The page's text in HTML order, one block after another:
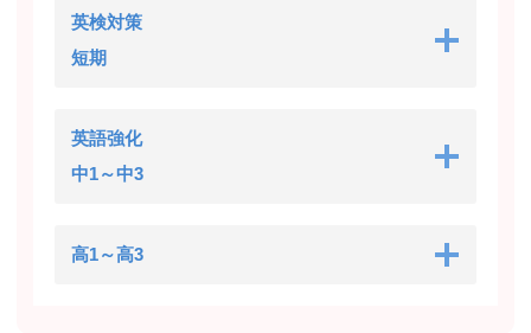
英検対策
短期
英語強化
中1～中3
高1～高3